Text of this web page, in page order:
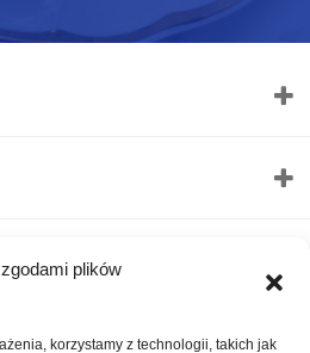
plików
korzystamy z technologii, takich jak